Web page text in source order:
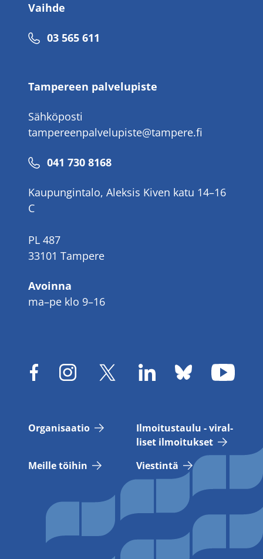
Vaihde
Puhelinnumero
03 565 611
Tampereen palvelupiste
Sähköposti
tampereenpalvelupiste@tampere.fi
Puhelinnumero
041 730 8168
Kaupungintalo, Aleksis Kiven katu 14–16
C
PL 487
33101 Tampere
Avoinna
ma–pe klo 9–16
Or­ga­ni­saa­tio
Il­moi­tus­tau­lu - vi­ral­
li­set il­moi­tuk­set
Meil­le töi­hin
Vies­tin­tä